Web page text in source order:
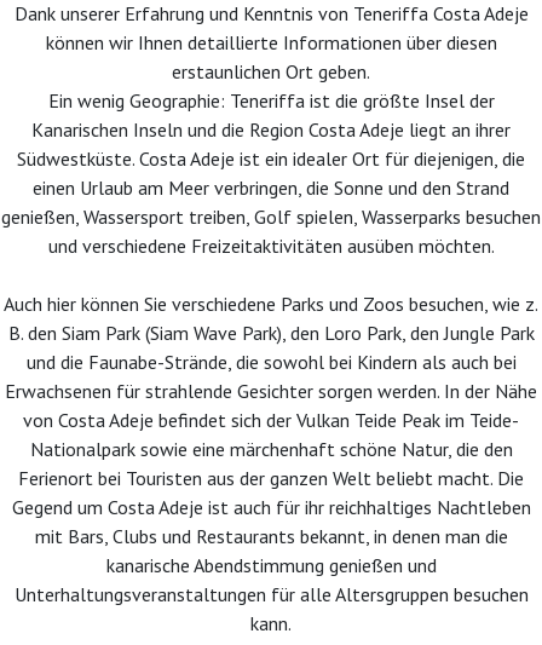
Dank unserer Erfahrung und Kenntnis von Teneriffa Costa Adeje
können wir Ihnen detaillierte Informationen über diesen
erstaunlichen Ort geben.
Ein wenig Geographie: Teneriffa ist die größte Insel der
Kanarischen Inseln und die Region Costa Adeje liegt an ihrer
Südwestküste. Costa Adeje ist ein idealer Ort für diejenigen, die
einen Urlaub am Meer verbringen, die Sonne und den Strand
genießen, Wassersport treiben, Golf spielen, Wasserparks besuchen
und verschiedene Freizeitaktivitäten ausüben möchten.
Auch hier können Sie verschiedene Parks und Zoos besuchen, wie z.
B. den Siam Park (Siam Wave Park), den Loro Park, den Jungle Park
und die Faunabe-Strände, die sowohl bei Kindern als auch bei
Erwachsenen für strahlende Gesichter sorgen werden. In der Nähe
von Costa Adeje befindet sich der Vulkan Teide Peak im Teide-
Nationalpark sowie eine märchenhaft schöne Natur, die den
Ferienort bei Touristen aus der ganzen Welt beliebt macht. Die
Gegend um Costa Adeje ist auch für ihr reichhaltiges Nachtleben
mit Bars, Clubs und Restaurants bekannt, in denen man die
kanarische Abendstimmung genießen und
Unterhaltungsveranstaltungen für alle Altersgruppen besuchen
kann.